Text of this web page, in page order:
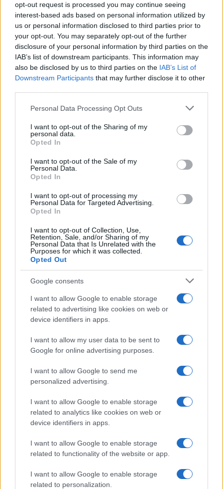
opt-out request is processed you may continue seeing
interest-based ads based on personal information utilized by
us or personal information disclosed to third parties prior to
your opt-out. You may separately opt-out of the further
disclosure of your personal information by third parties on the
IAB’s list of downstream participants. This information may
also be disclosed by us to third parties on the IAB’s List of
Downstream Participants that may further disclose it to other
Please note that this website/app uses one or more Google
not limited to your visit or usage behaviour. You may click to
grant or deny consent to Google and its third-party tags to
use your data for below specified purposes in below Google
consent section.
Personal Data Processing Opt Outs
I want to opt-out of the Sharing of my
personal data.
Opted In
I want to opt-out of the Sale of my
Personal Data.
Opted In
I want to opt-out of processing my
Personal Data for Targeted Advertising.
Opted In
I want to opt-out of Collection, Use,
Retention, Sale, and/or Sharing of my
Personal Data that Is Unrelated with the
Purposes for which it was collected.
Opted Out
Google consents
I want to allow Google to enable storage
related to advertising like cookies on web or
device identifiers in apps.
I want to allow my user data to be sent to
Google for online advertising purposes.
I want to allow Google to send me
personalized advertising.
I want to allow Google to enable storage
related to analytics like cookies on web or
device identifiers in apps.
I want to allow Google to enable storage
related to functionality of the website or app.
I want to allow Google to enable storage
related to personalization.
Sigue leyendo
FINANZAS
Identifica y elimina suscripciones, fees y compras impulsivas
FINANZAS
Cómo la crisis de refino está afectando los precios de la
Lucía Herrera · 7 Ago 2026